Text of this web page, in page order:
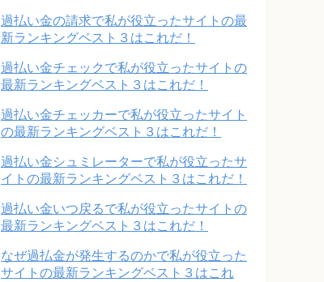
過払い金の請求で私が役立ったサイトの最
新ランキングベスト３はこれだ！
過払い金チェックで私が役立ったサイトの
最新ランキングベスト３はこれだ！
過払い金チェッカーで私が役立ったサイト
の最新ランキングベスト３はこれだ！
過払い金シュミレーターで私が役立ったサ
イトの最新ランキングベスト３はこれだ！
過払い金いつ戻るで私が役立ったサイトの
最新ランキングベスト３はこれだ！
なぜ過払金が発生するのかで私が役立った
サイトの最新ランキングベスト３はこれ